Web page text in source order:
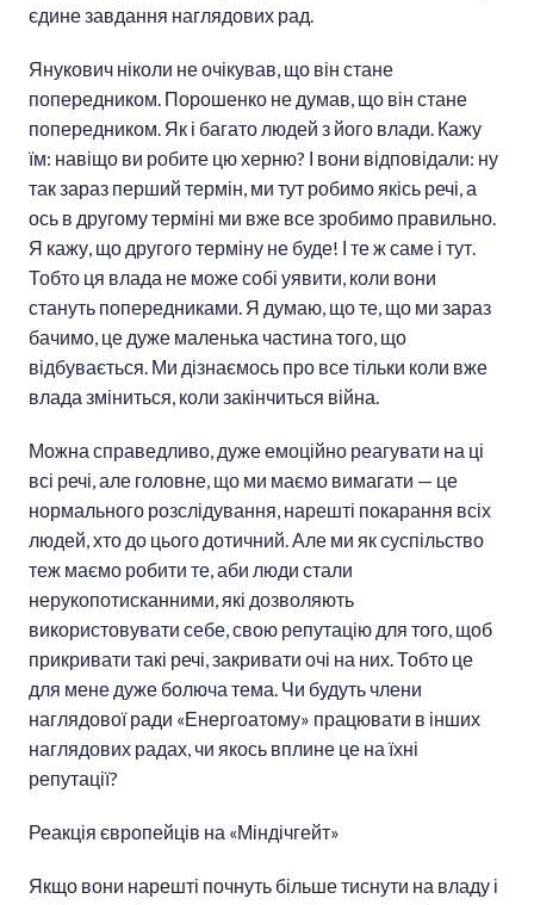
єдине завдання наглядових рад.
Янукович ніколи не очікував, що він стане
попередником. Порошенко не думав, що він стане
попередником. Як і багато людей з його влади. Кажу
їм: навіщо ви робите цю херню? І вони відповідали: ну
так зараз перший термін, ми тут робимо якісь речі, а
ось в другому терміні ми вже все зробимо правильно.
Я кажу, що другого терміну не буде! І те ж саме і тут.
Тобто ця влада не може собі уявити, коли вони
стануть попередниками. Я думаю, що те, що ми зараз
бачимо, це дуже маленька частина того, що
відбувається. Ми дізнаємось про все тільки коли вже
влада зміниться, коли закінчиться війна.
Можна справедливо, дуже емоційно реагувати на ці
всі речі, але головне, що ми маємо вимагати — це
нормального розслідування, нарешті покарання всіх
людей, хто до цього дотичний. Але ми як суспільство
теж маємо робити те, аби люди стали
нерукопотисканними, які дозволяють
використовувати себе, свою репутацію для того, щоб
прикривати такі речі, закривати очі на них. Тобто це
для мене дуже болюча тема. Чи будуть члени
наглядової ради «Енергоатому» працювати в інших
наглядових радах, чи якось вплине це на їхні
репутації?
Реакція європейців на «Міндічгейт»
Якщо вони нарешті почнуть більше тиснути на владу і